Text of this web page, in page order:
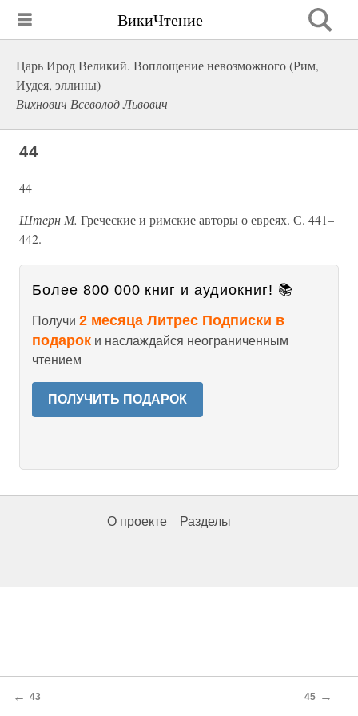
ВикиЧтение
Царь Ирод Великий. Воплощение невозможного (Рим,
Иудея, эллины)
Вихнович Всеволод Львович
44
44
Штерн М. Греческие и римские авторы о евреях. С. 441–
442.
Более 800 000 книг и аудиокниг! 📚
Получи 2 месяца Литрес Подписки в
подарок и наслаждайся неограниченным
чтением
ПОЛУЧИТЬ ПОДАРОК
О проекте Разделы
← 43 45 →